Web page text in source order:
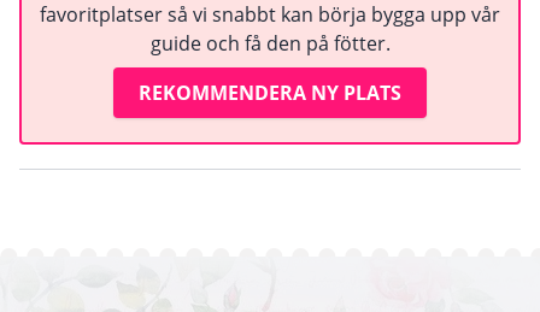
favoritplatser så vi snabbt kan börja bygga upp vår
guide och få den på fötter.
REKOMMENDERA NY PLATS